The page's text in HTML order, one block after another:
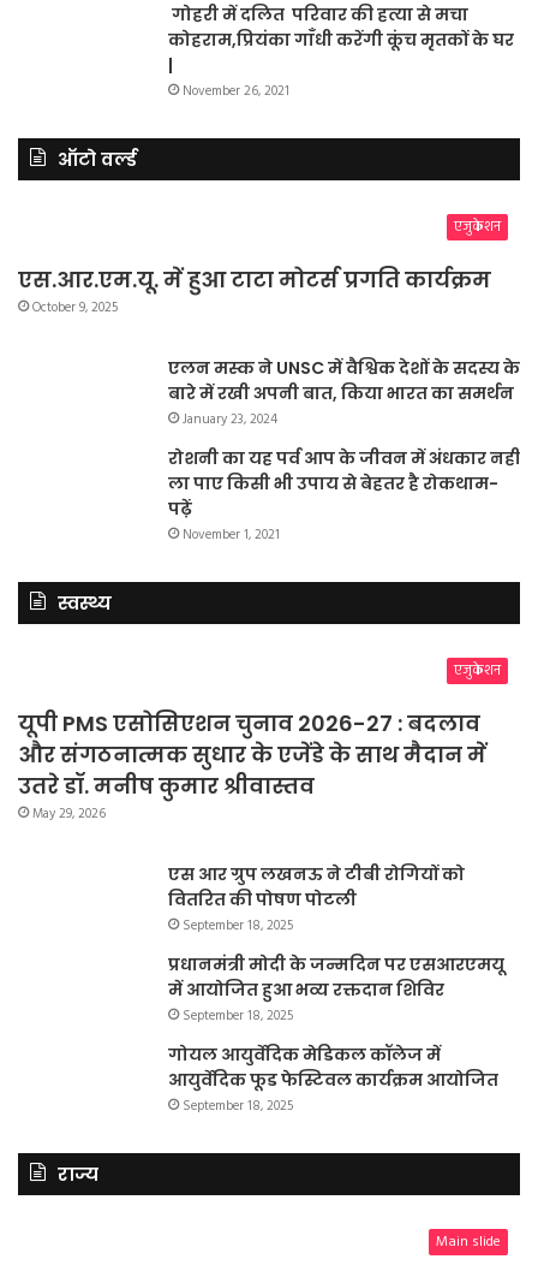
गोहरी में दलित परिवार की हत्या से मचा
कोहराम,प्रियंका गाँधी करेंगी कूंच मृतकों के घर
|
November 26, 2021
ऑटो वर्ल्ड
एजुकेशन
एस.आर.एम.यू. में हुआ टाटा मोटर्स प्रगति कार्यक्रम
October 9, 2025
एलन मस्क ने UNSC में वैश्विक देशों के सदस्य के
बारे में रखी अपनी बात, किया भारत का समर्थन
January 23, 2024
रोशनी का यह पर्व आप के जीवन में अंधकार नहीं
ला पाए किसी भी उपाय से बेहतर है रोकथाम-
पढ़ें
November 1, 2021
स्वस्थ्य
एजुकेशन
यूपी PMS एसोसिएशन चुनाव 2026-27 : बदलाव
और संगठनात्मक सुधार के एजेंडे के साथ मैदान में
उतरे डॉ. मनीष कुमार श्रीवास्तव
May 29, 2026
एस आर ग्रुप लखनऊ ने टीबी रोगियों को
वितरित की पोषण पोटली
September 18, 2025
प्रधानमंत्री मोदी के जन्मदिन पर एसआरएमयू
में आयोजित हुआ भव्य रक्तदान शिविर
September 18, 2025
गोयल आयुर्वेदिक मेडिकल कॉलेज में
आयुर्वेदिक फूड फेस्टिवल कार्यक्रम आयोजित
September 18, 2025
राज्य
Main slide